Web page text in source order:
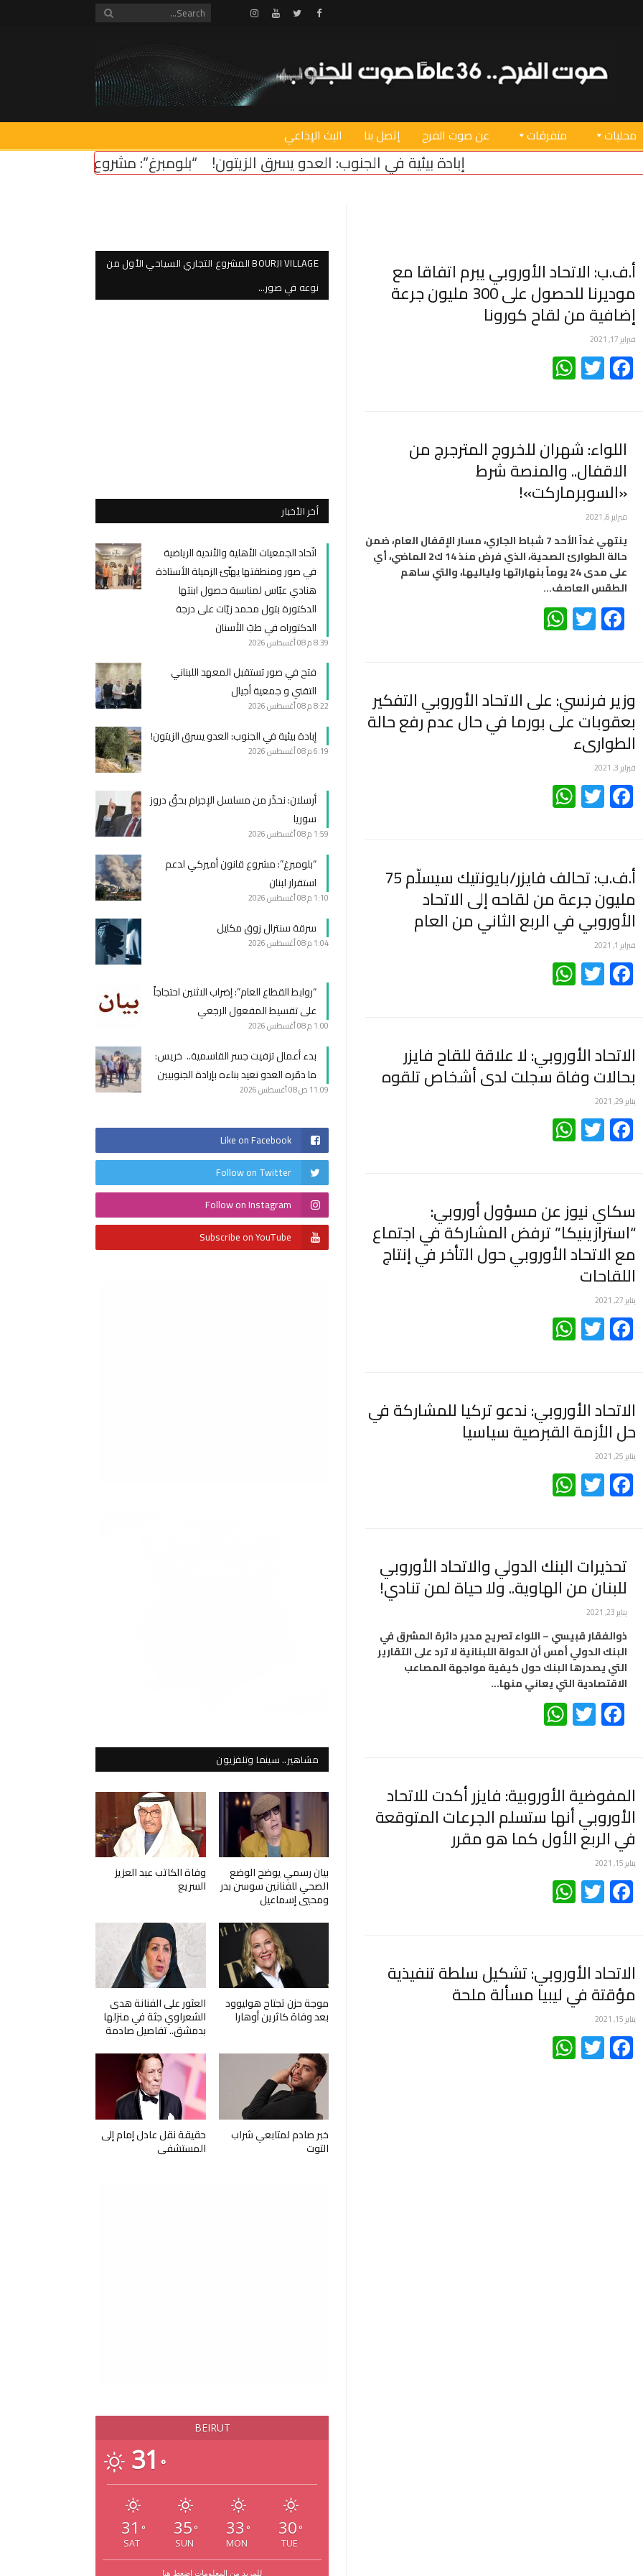
Facebook
Twitter
Youtube
Instagram
محليات متفرقات عن صوت الفرح إتصل بنا البث الإذاعي
إبادة بيئية في الجنوب: العدو يسرق الزيتون! “بلومبرغ”: مشروع قانون أميركي لدعم استقرار
أ.ف.ب: الاتحاد الأوروبي يبرم اتفاقا مع
موديرنا للحصول على 300 مليون جرعة
إضافية من لقاح كورونا
فبراير 17, 2021
Facebook
Twitter
اللواء: شهران للخروج المترجرج من
الاقفال.. والمنصة شرط
«السوبرماركت»!
فبراير 6, 2021
ينتهي غداً الأحد 7 شباط الجاري، مسار الإقفال العام، ضمن
حالة الطوارئ الصحية، الذي فرض منذ 14 ك2 الماضي، أي
على مدى 24 يوماً بنهاراتها ولياليها، والتي ساهم
الطقس العاصف…
Facebook
Twitter
وزير فرنسي: على الاتحاد الأوروبي التفكير
بعقوبات على بورما في حال عدم رفع حالة
الطوارىء
فبراير 3, 2021
Facebook
Twitter
أ.ف.ب: تحالف فايزر/بايونتيك سيسلّم 75
مليون جرعة من لقاحه إلى الاتحاد
الأوروبي في الربع الثاني من العام
فبراير 1, 2021
Facebook
Twitter
‏الاتحاد الأوروبي: لا علاقة للقاح فايزر
بحالات وفاة سجلت لدى أشخاص تلقوه
يناير 29, 2021
Facebook
Twitter
سكاي نيوز عن مسؤول أوروبي:
“استرازينيكا” ترفض المشاركة في اجتماع
مع الاتحاد الأوروبي حول التأخر في إنتاج
اللقاحات
يناير 27, 2021
Facebook
Twitter
الاتحاد الأوروبي: ندعو تركيا للمشاركة في
حل الأزمة القبرصية سياسيا
يناير 25, 2021
Facebook
Twitter
تحذيرات البنك الدولي والاتحاد الأوروبي
للبنان من الهاوية.. ولا حياة لمن تنادي!
يناير 23, 2021
ذوالفقار قبيسي – اللواء تصريح مدير دائرة المشرق في
البنك الدولي أمس أن الدولة اللبنانية لا ترد على التقارير
التي يصدرها البنك حول كيفية مواجهة المصاعب
الاقتصادية التي يعاني منها…
Facebook
Twitter
المفوضية الأوروبية: فايزر أكدت للاتحاد
الأوروبي أنها ستسلم الجرعات المتوقعة
في الربع الأول كما هو مقرر
يناير 15, 2021
Facebook
Twitter
الاتحاد الأوروبي: تشكيل سلطة تنفيذية
مؤقتة في ليبيا مسألة ملحة
يناير 15, 2021
Facebook
Twitter
BOURJI VILLAGE المشروع التجاري السياحي الأول من
نوعه في صور…
أخر الأخبار
اتّحاد الجمعيات الأهلية والأندية الرياضية
في صور ومنطقتها يهنّئ الزميلة الأستاذة
هنادي عبّاس لمناسبة حصول ابنتها
الدكتورة بتول محمد زيّات على درجة
الدكتوراه في طبّ الأسنان
8:39 م 08 أغسطس 2026
فتح في صور تستقبل المعهد اللبناني
التقني و جمعية أجيال
8:22 م 08 أغسطس 2026
إبادة بيئية في الجنوب: العدو يسرق الزيتون!
6:19 م 08 أغسطس 2026
أرسلان: نحذّر من مسلسل الإجرام بحقّ دروز
سوريا
1:59 م 08 أغسطس 2026
“بلومبرغ”: مشروع قانون أميركي لدعم
استقرار لبنان
1:10 م 08 أغسطس 2026
سرقة سنترال زوق مكايل
1:04 م 08 أغسطس 2026
“روابط القطاع العام”: إضراب الاثنين احتجاجاً
على تقسيط المفعول الرجعي
1:00 م 08 أغسطس 2026
بدء أعمال تزفيت جسر القاسمية.. خريس:
ما دمّره العدو نعيد بناءه بإرادة الجنوبيين
11:09 ص 08 أغسطس 2026
Like on Facebook
Follow on Twitter
Follow on Instagram
Subscribe on YouTube
مشاهير.. سينما وتلفزيون
بيان رسمي يوضح الوضع
الصحي للفنانين سوسن بدر
ومحيي إسماعيل
وفاة الكاتب عبد العزيز
السريع
موجة حزن تجتاح هوليوود
بعد وفاة كاثرين أوهارا
العثور على الفنانة هدى
الشعراوي جثة في منزلها
بدمشق.. تفاصيل صادمة
خبر صادم لمتابعي شراب
التوت
حقيقة نقل عادل إمام إلى
المستشفى
BEIRUT
31 °
31 °
SAT
35 °
SUN
33 °
MON
30 °
TUE
للمزيد من المعلومات إضغط هنا